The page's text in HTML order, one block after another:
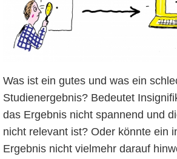
Was ist ein gutes und was ein
Studienergebnis? Bedeutet
das Ergebnis nicht spannend und
nicht relevant ist? Oder könnte ein
Ergebnis nicht vielmehr darauf